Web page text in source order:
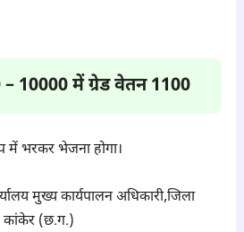
10000 में ग्रेड वेतन 1100
में भरकर भेजना होगा।
मुख्य कार्यपालन अधिकारी,जिला
कांकेर (छ.ग.)